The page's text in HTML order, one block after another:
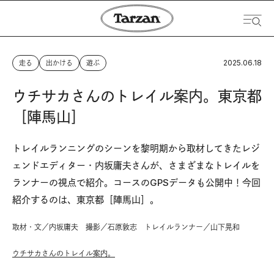
走る 出かける 遊ぶ 2025.06.18
ウチサカさんのトレイル案内。東京都
［陣馬山］
トレイルランニングのシーンを黎明期から取材してきたレジ
ェンドエディター・内坂庸夫さんが、さまざまなトレイルを
ランナーの視点で紹介。コースのGPSデータも公開中！今回
紹介するのは、東京都［陣馬山］。
取材・文／内坂庸夫 撮影／石原敦志 トレイルランナー／山下晃和
ウチサカさんのトレイル案内。